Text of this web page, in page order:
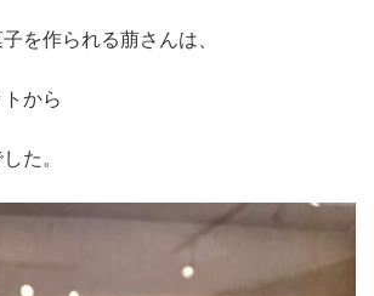
を作られる萠さんは、
から
た。